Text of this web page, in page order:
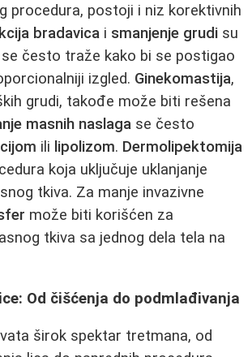
procedura, postoji i niz korektivnih
bradavica i smanjenje grudi su
često traže kako bi se postigao
izgled. Ginekomastija,
grudi, takođe može biti rešena
masnih naslaga se često
ili lipolizom. Dermolipektomija
koja uključuje uklanjanje
tkiva. Za manje invazivne
može biti korišćen za
tkiva sa jednog dela tela na
Od čišćenja do podmlađivanja
širok spektar tretmana, od